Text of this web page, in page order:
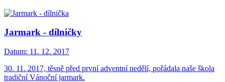
Jarmark - dílničky
Datum: 11. 12. 2017
30. 11. 2017, těsně před první adventní nedělí, pořádala naše škola
tradiční Vánoční jarmark.